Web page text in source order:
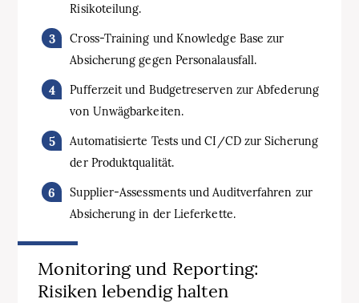
Risikoteilung.
Cross-Training und Knowledge Base zur
Absicherung gegen Personalausfall.
Pufferzeit und Budgetreserven zur Abfederung
von Unwägbarkeiten.
Automatisierte Tests und CI/CD zur Sicherung
der Produktqualität.
Supplier-Assessments und Auditverfahren zur
Absicherung in der Lieferkette.
Monitoring und Reporting:
Risiken lebendig halten